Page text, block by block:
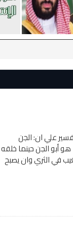
علي ان: الجن
أبو الجن حينما خلقه
في الثري وان يصبح